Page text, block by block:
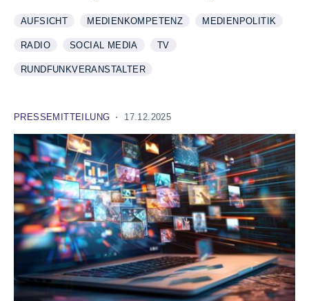
WEITERE INFORMATIONEN ZUM THEMA
AUFSICHT
ANZEIGEN WEITERE INFORMATIONEN ZUM THEMA
MEDIENKOMPETENZ
ANZEIGEN WEITERE
MEDIENPOLITIK
ANZEIGEN
WEITERE INFORMATIONEN ZUM THEMA
RADIO
ANZEIGEN WEITERE INFORMATIONEN ZUM THEMA
SOCIAL MEDIA
ANZEIGEN WEITERE INFORMATIONEN ZUM
TV
ANZEIGEN
WEITERE INFORMATIONEN ZUM THEMA
RUNDFUNKVERANSTALTER
ANZEIGEN
PRESSEMITTEILUNG 17.12.2025